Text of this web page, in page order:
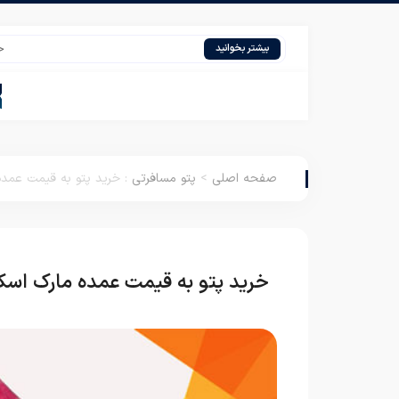
بیشتر بخوانید حاشیه
صفحه اصلی > پتو مسافرتی : خرید پتو به قیمت
خرید پتو به قیمت عمده مارک